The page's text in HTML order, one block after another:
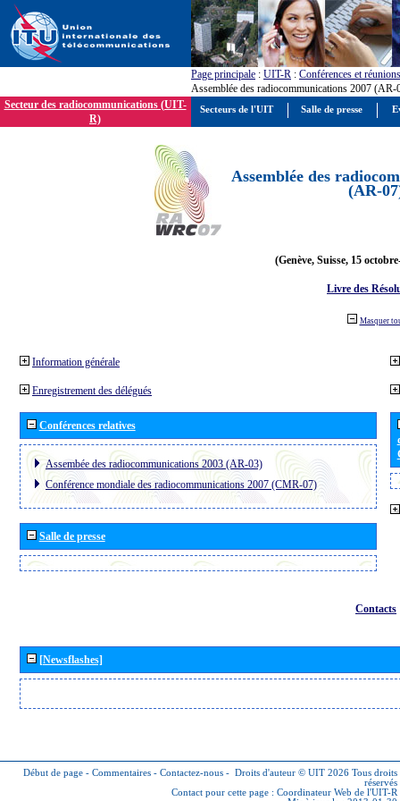
Page principale : UIT-R : Conférences et réunions
Assemblée des radiocommunications 2007 (AR-
Secteur des radiocommunications (UIT-
R)
Assemblée des
(AR-
(Genève, Suisse, 15
Livre des
Masquer
Information générale
Enregistrement des délégués
Conférences relatives
Assembée des radiocommunications 2003 (AR-03)
Conférence mondiale des radiocommunications 2007 (CMR-07)
Salle de presse
Contacts
[Newsflashes]
Début de page - Commentaires - Contactez-nous - Droits d'auteur © UIT 2026 Tous droits
réservés
Contact pour cette page : Coordinateur Web de l'UIT-R
Secteurs de l'UIT Salle de presse